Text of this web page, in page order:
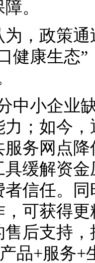
。
，政策通
健康生态”
小企业缺
；如今
务网点
缓解资
信任。
可获得
后支持，
品+服务+